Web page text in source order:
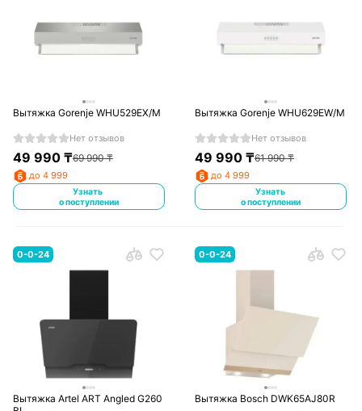
Вытяжка Gorenje WHU529EX/M
Нет отзывов
49 990₸69 990₸
до 4 999
Узнать
о поступлении
Вытяжка Gorenje WHU629EW/M
Нет отзывов
49 990 ₸61 990₸
до 4 999
Узнать
о поступлении
0-0-24
Вытяжка Artel ART Angled G260
0-0-24
Вытяжка Bosch DWK65AJ80R